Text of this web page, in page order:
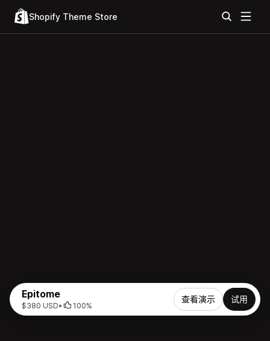
Shopify Theme Store
Epitome
$380 USD• 100%
查看演示 试用